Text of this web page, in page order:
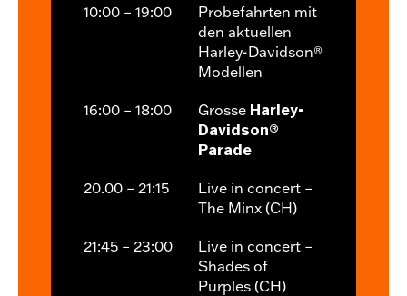
10:00 – 19:00
Probefahrten mit
den aktuellen
Harley-Davidson®
Modellen
16:00 – 18:00
Grosse Harley-
Davidson®
Parade
20.00 – 21:15
Live in concert –
The Minx (CH)
21:45 – 23:00
Live in concert –
Shades of
Purples (CH)